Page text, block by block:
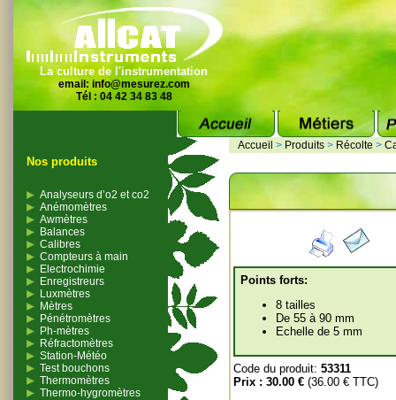
La culture de l'instrumentation
email: info@mesurez.com
Tél : 04 42 34 83 48
Nos produits
Analyseurs d’o2 et co2
Anémomètres
Awmètres
Balances
Calibres
Compteurs à main
Electrochimie
Enregistreurs
Luxmètres
Mètres
Pénétromètres
Ph-mètres
Réfractomètres
Station-Météo
Test bouchons
Thermomètres
Thermo-hygromètres
Accueil > Produits > Récolte >
Points forts:
8 tailles
De 55 à 90 mm
Echelle de 5 mm
Code du produit: 53311
Prix : 30.00 € (36.00 € TTC)